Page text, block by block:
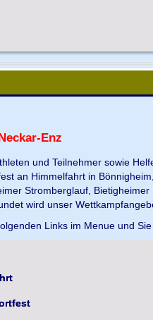
Enz
und Teilnehmer sowie
an Himmelfahrt in
Stromberglauf,
wird unser
Links im Menue und